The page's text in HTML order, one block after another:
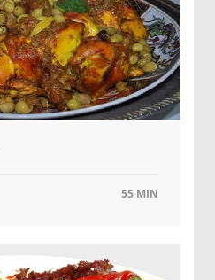
55 MIN